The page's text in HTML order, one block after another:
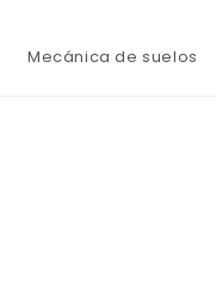
Mecánica de suelos